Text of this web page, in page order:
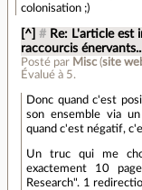
colonisation ;)
[^] # Re: L'article est
raccourcis
Posté par Misc(site
Évalué à 5.
Donc quand c'est
son ensemble via
quand c'est négatif,
Un truc qui me
exactement 10
Research". 1